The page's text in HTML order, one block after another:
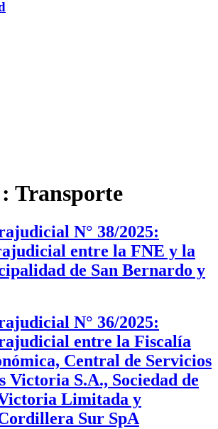
Transporte
N° 38/2025:
entre la FNE y la
de San Bernardo y
N° 36/2025:
entre la Fiscalía
Central de Servicios
Victoria S.A., Sociedad de
Limitada y
Sur SpA